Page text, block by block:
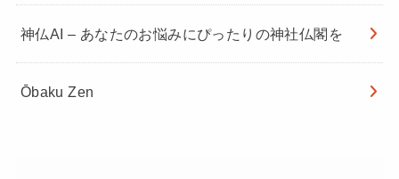
神仏AI – あなたのお悩みにぴったりの神社仏閣を
Ōbaku Zen